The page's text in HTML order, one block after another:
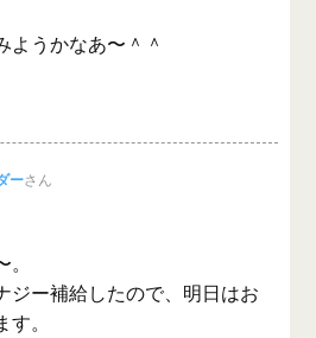
ようかなあ〜＾＾
ーさん
ジー補給したので、明日はお
。